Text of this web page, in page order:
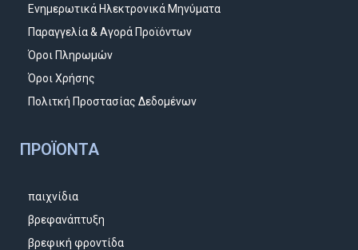
Ενημερωτικά Ηλεκτρονικά Μηνύματα
Παραγγελία & Αγορά Προϊόντων
Όροι Πληρωμών
Όροι Χρήσης
Πολιτκή Προστασίας Δεδομένων
ΠΡΟΪΌΝΤΑ
παιχνίδια
βρεφανάπτυξη
βρεφική φροντίδα